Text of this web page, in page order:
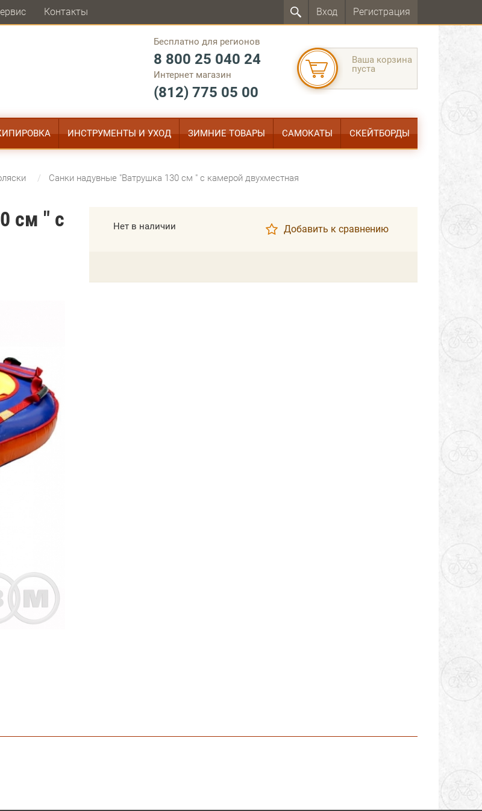
Контакты Вход Регистрация
Бесплатно для регионов
8 800 25 040 24
Интернет магазин
(812) 775 05 00
Ваша корзина
пуста
ИНСТРУМЕНТЫ И УХОД ЗИМНИЕ ТОВАРЫ САМОКАТЫ СКЕЙТБОРДЫ
Санки надувные "Ватрушка 130 см " с камерой двухместная
см " с
Нет в наличии Добавить к сравнению